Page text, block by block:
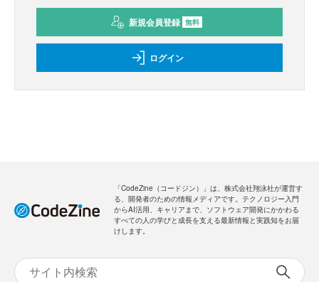
新規会員登録 無料
ログイン
「CodeZine（コードジン）」は、株式会社翔泳社が運営す
る、開発者のための情報メディアです。テクノロジー入門
からAI活用、キャリアまで、ソフトウェア開発にかかわる
すべての人の学びと成長を支える最新情報と実践知をお届
けします。